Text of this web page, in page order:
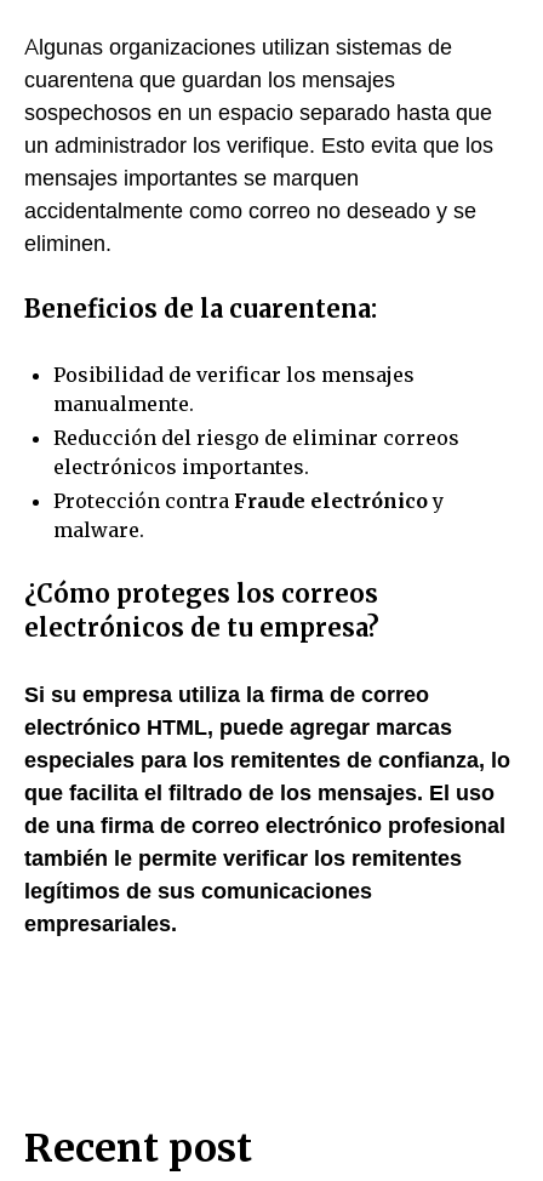
Algunas organizaciones utilizan sistemas de
cuarentena que guardan los mensajes
sospechosos en un espacio separado hasta que
un administrador los verifique. Esto evita que los
mensajes importantes se marquen
accidentalmente como correo no deseado y se
eliminen.
Beneficios de la cuarentena:
Posibilidad de verificar los mensajes
manualmente.
Reducción del riesgo de eliminar correos
electrónicos importantes.
Protección contra Fraude electrónicoy
malware.
¿Cómo proteges los correos
electrónicos de tu empresa?
Si su empresa utiliza la firma de correo
electrónico HTML, puede agregar marcas
especiales para los remitentes de confianza, lo
que facilita el filtrado de los mensajes. El uso
de una firma de correo electrónico profesional
también le permite verificar los remitentes
legítimos de sus comunicaciones
empresariales.
Recent post